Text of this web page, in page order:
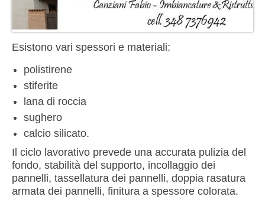
Esistono vari spessori e materiali:
polistirene
stiferite
lana di roccia
sughero
calcio silicato.
Il ciclo lavorativo prevede una accurata pulizia del
fondo, stabilità del supporto, incollaggio dei
pannelli, tassellatura dei pannelli, doppia rasatura
armata dei pannelli, finitura a spessore colorata.